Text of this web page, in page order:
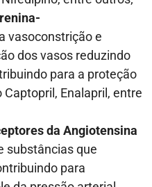
vasoconstrição e
dos vasos reduzindo
para a proteção
Enalapril, entre
da Angiotensina
substâncias que
para